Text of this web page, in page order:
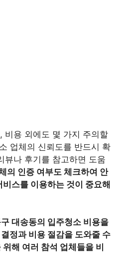
비용 외에도 몇 가지 주의할
업체의 신뢰도를 반드시 확
뷰나 후기를 참고하면 도움
의 인증 여부도 체크하여 안
스를 이용하는 것이 중요해
대송동의 입주청소 비용을
정과 비용 절감을 도와줄 수
해 여러 참석 업체들을 비